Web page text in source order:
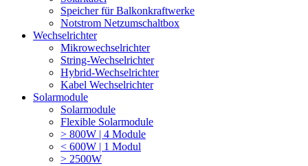
Speicher für Balkonkraftwerke
Notstrom Netzumschaltbox
Wechselrichter
Mikrowechselrichter
String-Wechselrichter
Hybrid-Wechselrichter
Kabel Wechselrichter
Solarmodule
Solarmodule
Flexible Solarmodule
> 800W | 4 Module
< 600W | 1 Modul
> 2500W